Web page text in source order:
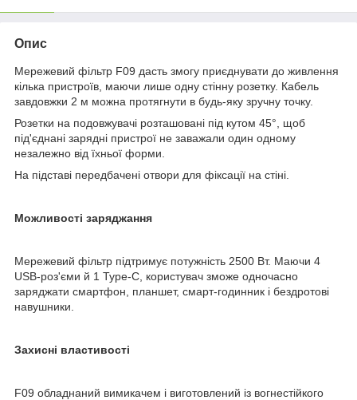
Опис
Мережевий фільтр F09 дасть змогу приєднувати до живлення
кілька пристроїв, маючи лише одну стінну розетку. Кабель
завдовжки 2 м можна протягнути в будь-яку зручну точку.
Розетки на подовжувачі розташовані під кутом 45°, щоб
під'єднані зарядні пристрої не заважали один одному
незалежно від їхньої форми.
На підставі передбачені отвори для фіксації на стіні.
Можливості заряджання
Мережевий фільтр підтримує потужність 2500 Вт. Маючи 4
USB-роз'єми й 1 Type-C, користувач зможе одночасно
заряджати смартфон, планшет, смарт-годинник і бездротові
навушники.
Захисні властивості
F09 обладнаний вимикачем і виготовлений із вогнестійкого